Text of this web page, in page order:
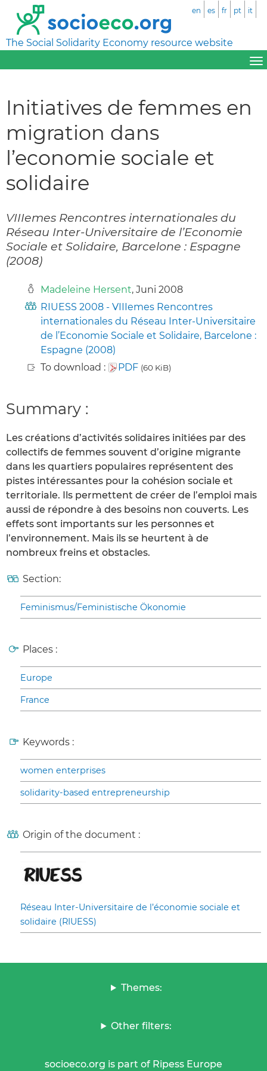
The Social Solidarity Economy resource website
en es fr pt it
Initiatives de femmes en
migration dans
l’economie sociale et
solidaire
VIIIemes Rencontres internationales du
Réseau Inter-Universitaire de l’Economie
Sociale et Solidaire, Barcelone : Espagne
(2008)
Madeleine Hersent, Juni 2008
RIUESS 2008 - VIIIemes Rencontres
internationales du Réseau Inter-Universitaire
de l’Economie Sociale et Solidaire, Barcelone :
Espagne (2008)
To download :
PDF (60 KiB)
Summary :
Les créations d’activités solidaires initiées par des
collectifs de femmes souvent d’origine migrante
dans les quartiers populaires représentent des
pistes intéressantes pour la cohésion sociale et
territoriale. Ils permettent de créer de l’emploi mais
aussi de répondre à des besoins non couverts. Les
effets sont importants sur les personnes et
l’environnement. Mais ils se heurtent à de
nombreux freins et obstacles.
Section:
Feminismus/Feministische Ökonomie
Places :
Europe
France
Keywords :
women enterprises
solidarity-based entrepreneurship
Origin of the document :
Réseau Inter-Universitaire de l’économie sociale et
solidaire (RIUESS)
Themes:
Other filters:
socioeco.org is part of Ripess Europe